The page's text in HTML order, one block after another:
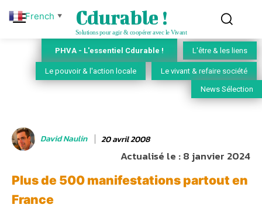
Cdurable !
Solutions pour agir & coopérer avec le Vivant
PHVA - L'essentiel Cdurable ! L'être & les liens
Le pouvoir & l'action locale Le vivant & refaire société
News Sélection
David Naulin 20 avril 2008
Actualisé le :8 janvier 2024
Plus de 500 manifestations partout en
France
French ▼